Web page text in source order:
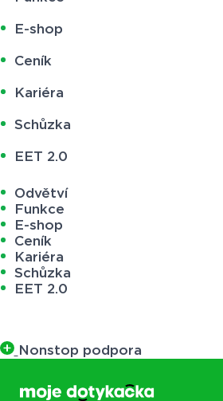
E-shop
Ceník
Kariéra
Schůzka
EET 2.0
Odvětví
Funkce
E-shop
Ceník
Kariéra
Schůzka
EET 2.0
Nonstop podpora